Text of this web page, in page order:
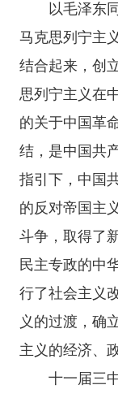
以毛泽东
马克思列宁主
结合起来，创
思列宁主义在
的关于中国革
结，是中国共
指引下，中国
的反对帝国主
斗争，取得了
民主专政的中
行了社会主义
义的过渡，确
主义的经济、
十一届三